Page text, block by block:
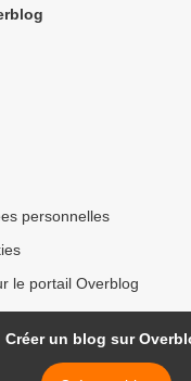
personnelles
le portail Overblog
Créer un blog sur